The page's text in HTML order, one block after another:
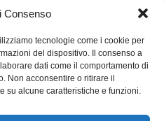
Consenso
tecnologie come i cookie per
del dispositivo. Il consenso a
dati come il comportamento di
Non acconsentire o ritirare il
su alcune caratteristiche e funzioni.
Cognome